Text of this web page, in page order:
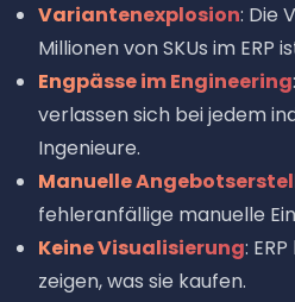
Variantenexplosion: Die
Millionen von SKUs im ERP
Engpässe im Engineering
verlassen sich bei jedem
Ingenieure.
Manuelle
fehleranfällige manuelle
Keine Visualisierung:
zeigen, was sie kaufen.